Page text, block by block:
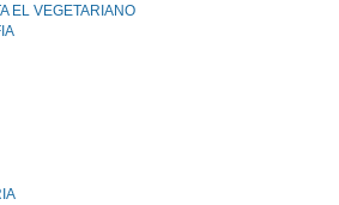
EL VEGETARIANO